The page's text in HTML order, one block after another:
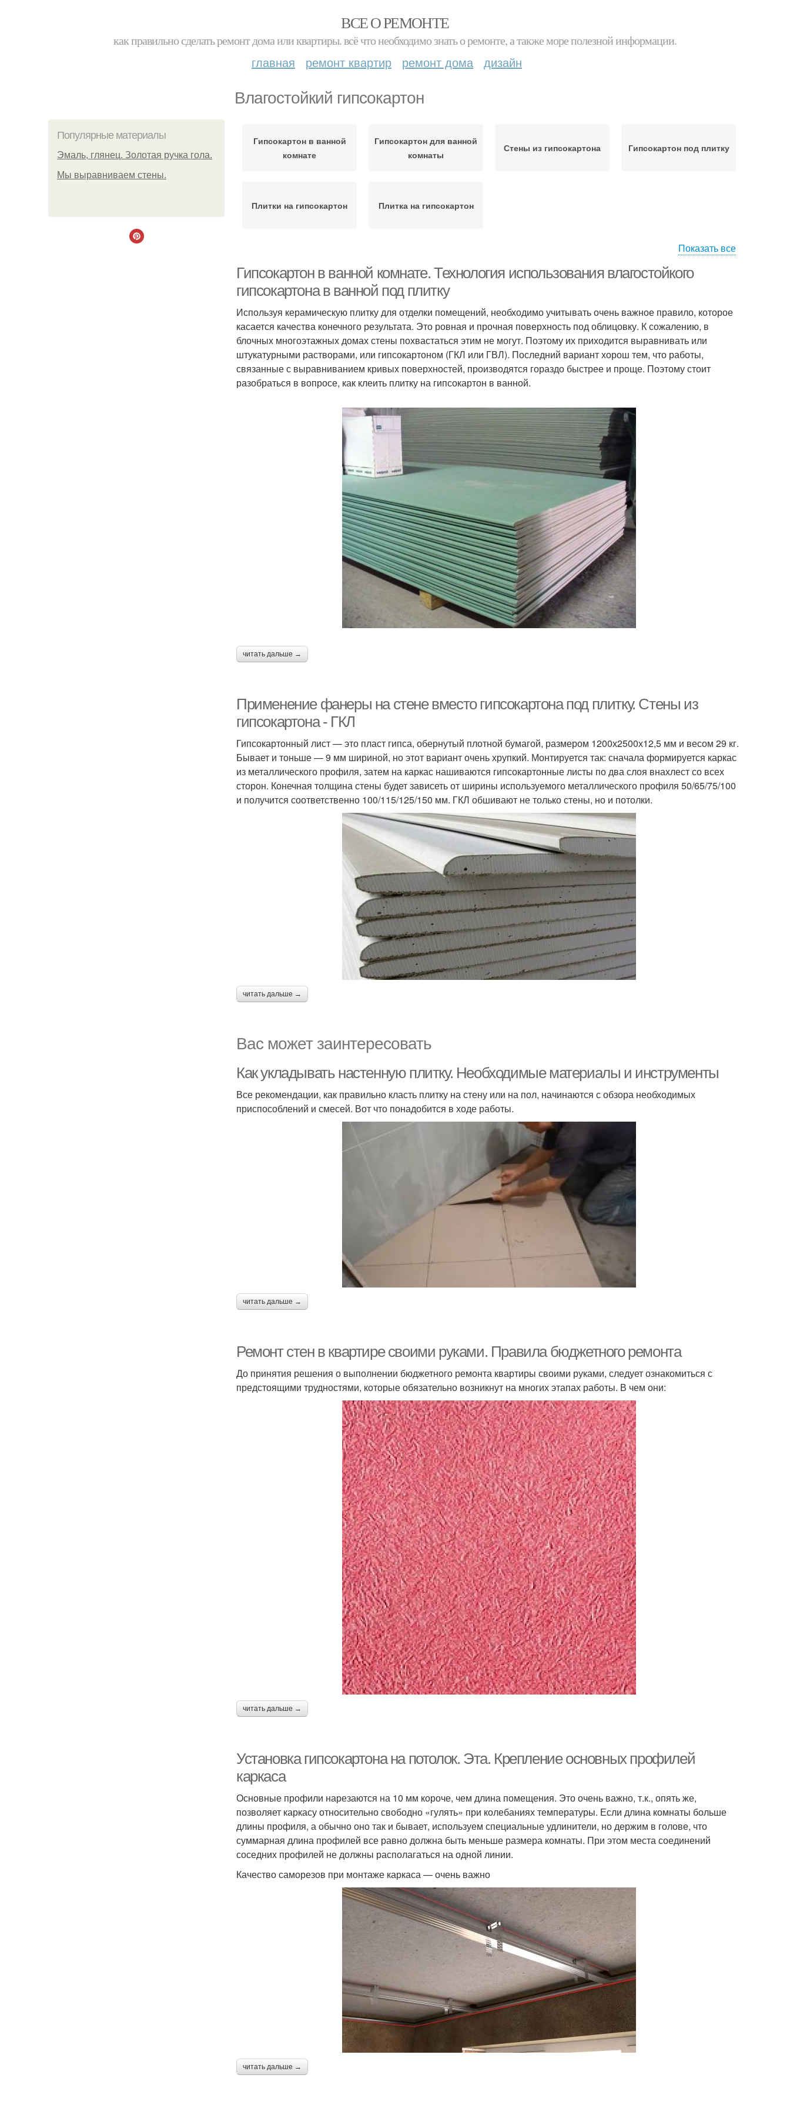
ВСЕ О РЕМОНТЕ
как правильно сделать ремонт дома или квартиры. всё что необходимо знать о ремонте, а также море полезной информации.
главная ремонт квартир ремонт дома дизайн
Влагостойкий гипсокартон
Популярные материалы
Эмаль, глянец. Золотая ручка гола.
Мы выравниваем стены.
Гипсокартон в ванной
комнате
Гипсокартон для ванной
комнаты
Стены из гипсокартона Гипсокартон под плитку
Плитки на гипсокартон Плитка на гипсокартон
Показать все
Гипсокартон в ванной комнате. Технология использования влагостойкого
гипсокартона в ванной под плитку
Используя керамическую плитку для отделки помещений, необходимо учитывать очень важное правило, которое
касается качества конечного результата. Это ровная и прочная поверхность под облицовку. К сожалению, в
блочных многоэтажных домах стены похвастаться этим не могут. Поэтому их приходится выравнивать или
штукатурными растворами, или гипсокартоном (ГКЛ или ГВЛ). Последний вариант хорош тем, что работы,
связанные с выравниванием кривых поверхностей, производятся гораздо быстрее и проще. Поэтому стоит
разобраться в вопросе, как клеить плитку на гипсокартон в ванной.
читать дальше →
Применение фанеры на стене вместо гипсокартона под плитку. Стены из
гипсокартона - ГКЛ
Гипсокартонный лист — это пласт гипса, обернутый плотной бумагой, размером 1200х2500х12,5 мм и весом 29 кг.
Бывает и тоньше — 9 мм шириной, но этот вариант очень хрупкий. Монтируется так: сначала формируется каркас
из металлического профиля, затем на каркас нашиваются гипсокартонные листы по два слоя внахлест со всех
сторон. Конечная толщина стены будет зависеть от ширины используемого металлического профиля 50/65/75/100
и получится соответственно 100/115/125/150 мм. ГКЛ обшивают не только стены, но и потолки.
читать дальше →
Вас может заинтересовать
Как укладывать настенную плитку. Необходимые материалы и инструменты
Все рекомендации, как правильно класть плитку на стену или на пол, начинаются с обзора необходимых
приспособлений и смесей. Вот что понадобится в ходе работы.
читать дальше →
Ремонт стен в квартире своими руками. Правила бюджетного ремонта
До принятия решения о выполнении бюджетного ремонта квартиры своими руками, следует ознакомиться с
предстоящими трудностями, которые обязательно возникнут на многих этапах работы. В чем они:
читать дальше →
Установка гипсокартона на потолок. Эта. Крепление основных профилей
каркаса
Основные профили нарезаются на 10 мм короче, чем длина помещения. Это очень важно, т.к., опять же,
позволяет каркасу относительно свободно «гулять» при колебаниях температуры. Если длина комнаты больше
длины профиля, а обычно оно так и бывает, используем специальные удлинители, но держим в голове, что
суммарная длина профилей все равно должна быть меньше размера комнаты. При этом места соединений
соседних профилей не должны располагаться на одной линии.
Качество саморезов при монтаже каркаса — очень важно
читать дальше →